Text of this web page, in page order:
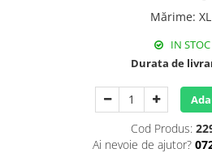
Mărime: XL
IN STOC
Durata de
Cod Produs:
Ai nevoie de ajutor?